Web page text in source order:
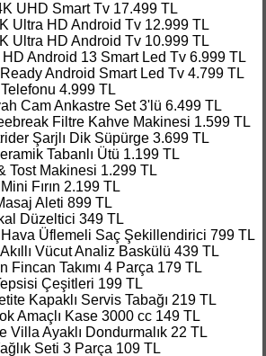
UHD Smart Tv 17.499 TL
Ultra HD Android Tv 12.999 TL
Ultra HD Android Tv 10.999 TL
Android 13 Smart Led Tv 6.999 TL
Android Smart Led Tv 4.799 TL
4.999 TL
Cam Ankastre Set 3'lü 6.499 TL
Filtre Kahve Makinesi 1.599 TL
Şarjlı Dik Süpürge 3.699 TL
Tabanlı Ütü 1.199 TL
Tost Makinesi 1.299 TL
Fırın 2.199 TL
Aleti 899 TL
Düzeltici 349 TL
Üflemeli Saç Şekillendirici 799 TL
Vücut Analiz Baskülü 439 TL
Fincan Takımı 4 Parça 179 TL
Çeşitleri 199 TL
Kapaklı Servis Tabağı 219 TL
Amaçlı Kase 3000 cc 149 TL
Villa Ayaklı Dondurmalık 22 TL
Seti 3 Parça 109 TL